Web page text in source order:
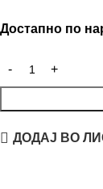
Достапно по
ДОДАЈ ВО